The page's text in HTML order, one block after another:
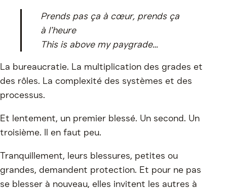
Prends pas ça à cœur, prends ça
à l’heure
This is above my paygrade…
La bureaucratie. La multiplication des grades et
des rôles. La complexité des systèmes et des
processus.
Et lentement, un premier blessé. Un second. Un
troisième. Il en faut peu.
Tranquillement, leurs blessures, petites ou
grandes, demandent protection. Et pour ne pas
se blesser à nouveau, elles invitent les autres à